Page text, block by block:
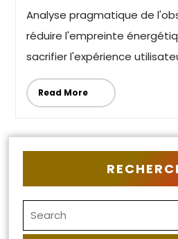
Analyse pragmatique de
réduire l'empreinte
sacrifier l'expérience
Read More